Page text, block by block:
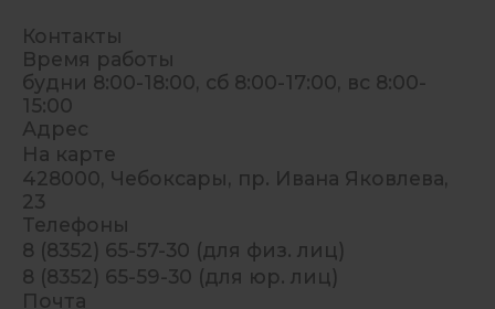
Контакты
Время работы
будни 8:00-18:00, сб 8:00-17:00, вс 8:00-
15:00
Адрес
На карте
428000, Чебоксары, пр. Ивана Яковлева,
23
Телефоны
8 (8352) 65-57-30 (для физ. лиц)
8 (8352) 65-59-30 (для юр. лиц)
Почта